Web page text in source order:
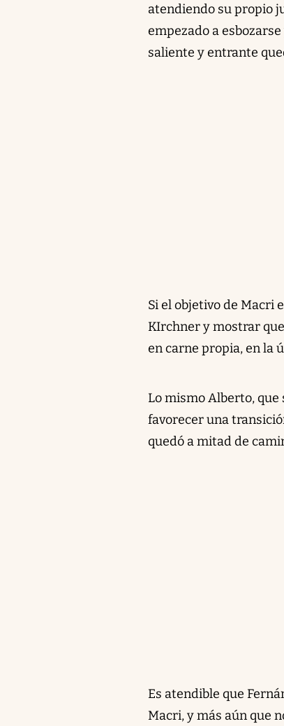
atendiendo su propio
empezado a
saliente y entrante
Si el objetivo de Macri
KIrchner y mostrar
en carne propia, en la
Lo mismo Alberto,
favorecer una
quedó a mitad de
Es atendible que
Macri, y más aún que